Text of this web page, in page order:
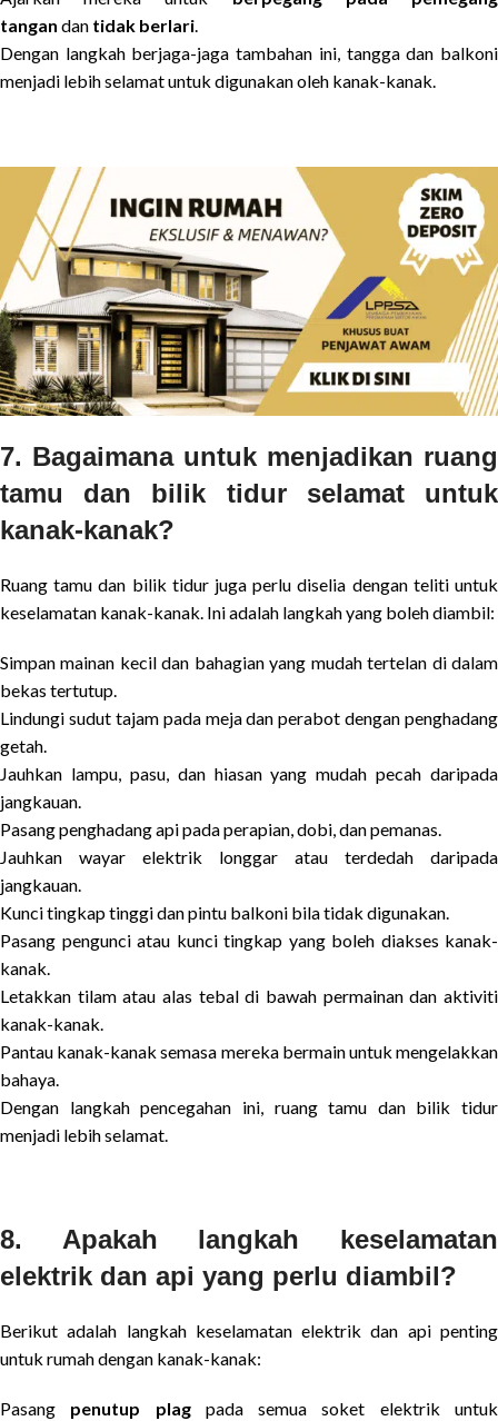
tangan dan tidak berlari.
Dengan langkah berjaga-jaga tambahan ini, tangga dan balkoni
menjadi lebih selamat untuk digunakan oleh kanak-kanak.
7. Bagaimana untuk menjadikan ruang
tamu dan bilik tidur selamat untuk
kanak-kanak?
Ruang tamu dan bilik tidur juga perlu diselia dengan teliti untuk
keselamatan kanak-kanak. Ini adalah langkah yang boleh diambil:
Simpan mainan kecil dan bahagian yang mudah tertelan di dalam
bekas tertutup.
Lindungi sudut tajam pada meja dan perabot dengan penghadang
getah.
Jauhkan lampu, pasu, dan hiasan yang mudah pecah daripada
jangkauan.
Pasang penghadang api pada perapian, dobi, dan pemanas.
Jauhkan wayar elektrik longgar atau terdedah daripada
jangkauan.
Kunci tingkap tinggi dan pintu balkoni bila tidak digunakan.
Pasang pengunci atau kunci tingkap yang boleh diakses kanak-
kanak.
Letakkan tilam atau alas tebal di bawah permainan dan aktiviti
kanak-kanak.
Pantau kanak-kanak semasa mereka bermain untuk mengelakkan
bahaya.
Dengan langkah pencegahan ini, ruang tamu dan bilik tidur
menjadi lebih selamat.
8. Apakah langkah keselamatan
elektrik dan api yang perlu diambil?
Berikut adalah langkah keselamatan elektrik dan api penting
untuk rumah dengan kanak-kanak:
Pasang penutup plagpada semua soket elektrik untuk